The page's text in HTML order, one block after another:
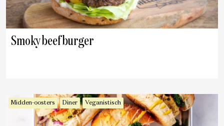
Smoky beef burger
Midden-oosters Diner Veganistisch